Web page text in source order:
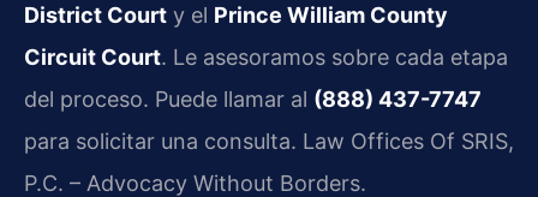
District Court y el Prince William County
Circuit Court. Le asesoramos sobre cada etapa
del proceso. Puede llamar al (888) 437-7747
para solicitar una consulta. Law Offices Of SRIS,
P.C. – Advocacy Without Borders.